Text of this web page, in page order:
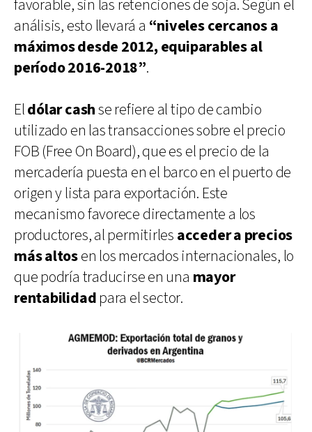
favorable, sin las retenciones de soja. Según el
análisis, esto llevará a “niveles cercanos a
máximos desde 2012, equiparables al
período 2016-2018”.
Eldólar cashse refiere al tipo de cambio
utilizado en las transacciones sobre el precio
FOB (Free On Board), que es el precio de la
mercadería puesta en el barco en el puerto de
origen y lista para exportación. Este
mecanismo favorece directamente a los
productores, al permitirles acceder a precios
más altosen los mercados internacionales, lo
que podría traducirse en una mayor
rentabilidadpara el sector.